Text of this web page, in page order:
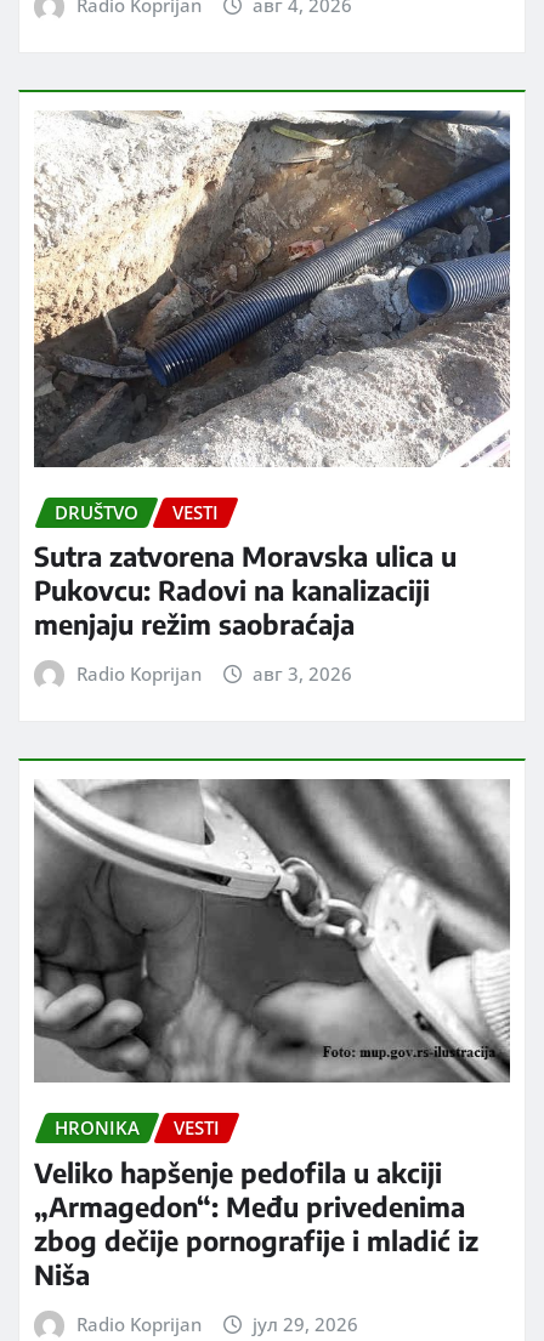
Radio Koprijan авг 4, 2026
DRUŠTVO VESTI
Sutra zatvorena Moravska ulica u
Pukovcu: Radovi na kanalizaciji
menjaju režim saobraćaja
Radio Koprijan авг 3, 2026
HRONIKA VESTI
Veliko hapšenje pedofila u akciji
„Armagedon“: Među privedenima
zbog dečije pornografije i mladić iz
Niša
Radio Koprijan јул 29, 2026